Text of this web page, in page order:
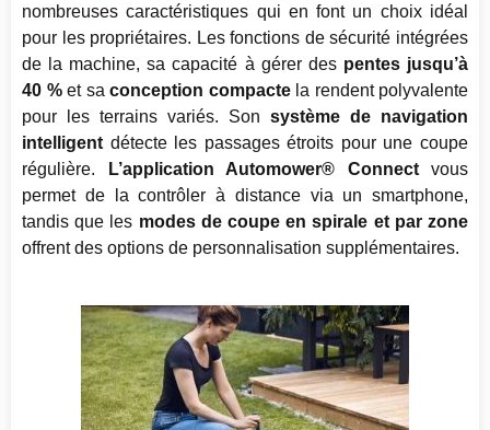
nombreuses caractéristiques qui en font un choix idéal
pour les propriétaires. Les fonctions de sécurité intégrées
de la machine, sa capacité à gérer des pentes jusqu’à
40 %et sa conception compactela rendent polyvalente
pour les terrains variés. Son système de navigation
intelligentdétecte les passages étroits pour une coupe
régulière.
L’application Automower® Connectvous
permet de la contrôler à distance via un smartphone,
tandis que les modes de coupe en spirale et par zone
offrent des options de personnalisation supplémentaires.